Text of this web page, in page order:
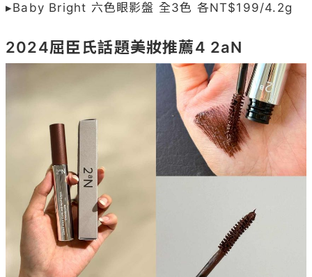
▸Baby Bright 六色眼影盤 全3色 各NT$199/4.2g
2024屈臣氏話題美妝推薦4 2aN